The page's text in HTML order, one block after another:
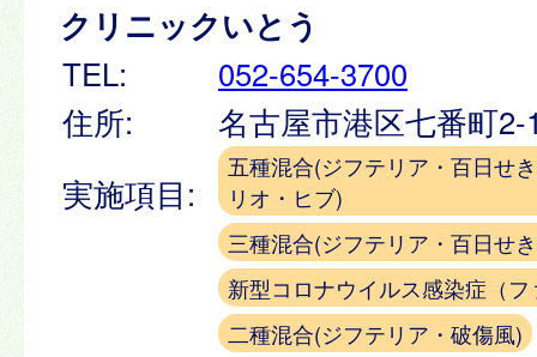
クリニックいとう
TEL:
052-654-3700
住所:
名古屋市港区七番町
実施項目:
五種混合(ジフテリア・百日せ
リオ・ヒブ)
三種混合(ジフテリア・百日せ
新型コロナウイルス感染症（
二種混合(ジフテリア・破傷風)